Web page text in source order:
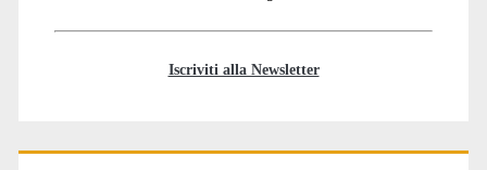
Iscriviti alla Newsletter